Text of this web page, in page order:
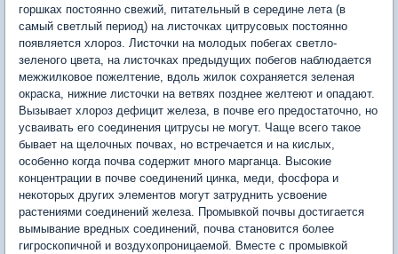
горшках постоянно свежий, питательный в середине лета (в
самый светлый период) на листочках цитрусовых постоянно
появляется хлороз. Листочки на молодых побегах светло-
зеленого цвета, на листочках предыдущих побегов наблюдается
межжилковое пожелтение, вдоль жилок сохраняется зеленая
окраска, нижние листочки на ветвях позднее желтеют и опадают.
Вызывает хлороз дефицит железа, в почве его предостаточно, но
усваивать его соединения цитрусы не могут. Чаще всего такое
бывает на щелочных почвах, но встречается и на кислых,
особенно когда почва содержит много марганца. Высокие
концентрации в почве соединений цинка, меди, фосфора и
некоторых других элементов могут затруднить усвоение
растениями соединений железа. Промывкой почвы достигается
вымывание вредных соединений, почва становится более
гигроскопичной и воздухопроницаемой. Вместе с промывкой